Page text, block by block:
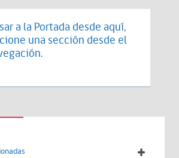
a la Portada desde aquí,
una sección desde el